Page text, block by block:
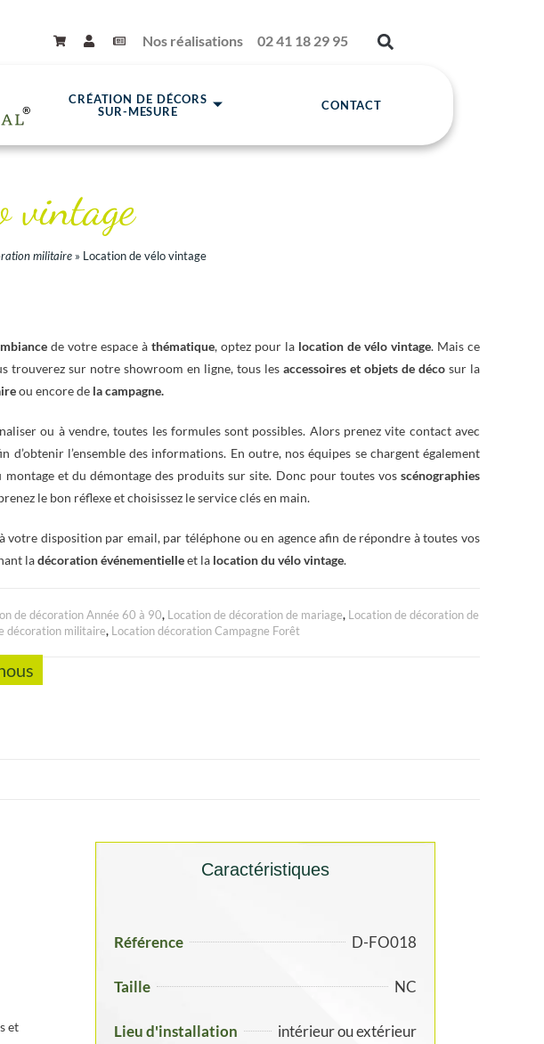
Nos réalisations 02 41 18 29 95
CRÉATION DE DÉCORS
SUR-MESURE
CONTACT
vintage
militaire » Location de vélo vintage
de votre espace à thématique, optez pour la location de vélo vintage. Mais ce
trouverez sur notre showroom en ligne, tous les accessoires et objets de déco sur la
ou encore de la campagne.
ou à vendre, toutes les formules sont possibles. Alors prenez vite contact avec
d’obtenir l’ensemble des informations. En outre, nos équipes se chargent également
montage et du démontage des produits sur site. Donc pour toutes vos scénographies
le bon réflexe et choisissez le service clés en main.
votre disposition par email, par téléphone ou en agence afin de répondre à toutes vos
ladécoration événementielleet la location du vélo vintage.
de décoration Année 60 à 90, Location de décoration de mariage, Location de décoration de
décoration militaire, Location décoration Campagne Forêt
et
Caractéristiques
Référence D-FO018
Taille NC
Lieu d'installation intérieur ou extérieur